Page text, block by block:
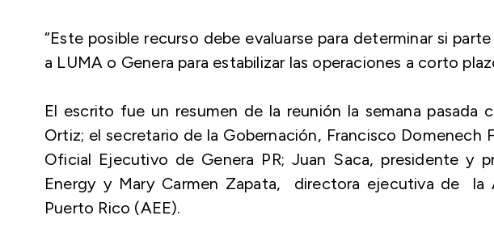
“Este posible recurso debe evaluarse para determinar si
a LUMA o Genera para estabilizar las operaciones a corto
El escrito fue un resumen de la reunión la semana pasada
Ortiz; el secretario de la Gobernación, Francisco Domenech
Oficial Ejecutivo de Genera PR; Juan Saca, presidente y
Energy y Mary Carmen Zapata, directora ejecutiva de la
Puerto Rico (AEE).